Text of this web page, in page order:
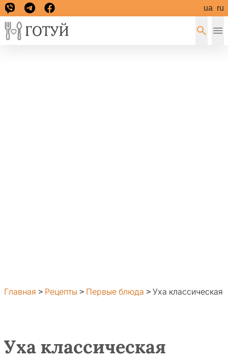
ua ru
Главная > Рецепты > Первые блюда > Уха классическая
Уха классическая